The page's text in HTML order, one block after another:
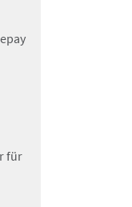
für